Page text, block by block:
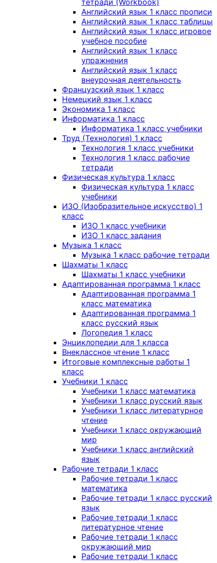
тетради (Workbook)
Английский язык 1 класс прописи
Английский язык 1 класс таблицы
Английский язык 1 класс игровое
учебное пособие
Английский язык 1 класс
упражнения
Английский язык 1 класс
внеурочная деятельность
Французский язык 1 класс
Немецкий язык 1 класс
Экономика 1 класс
Информатика 1 класс
Информатика 1 класс учебники
Труд (Технология) 1 класс
Технология 1 класс учебники
Технология 1 класс рабочие
тетради
Физическая культура 1 класс
Физическая культура 1 класс
учебники
ИЗО (Изобразительное искусство) 1
класс
ИЗО 1 класс учебники
ИЗО 1 класс задания
Музыка 1 класс
Музыка 1 класс рабочие тетради
Шахматы 1 класс
Шахматы 1 класс учебники
Адаптированная программа 1 класс
Адаптированная программа 1
класс математика
Адаптированная программа 1
класс русский язык
Логопедия 1 класс
Энциклопедии для 1 класса
Внеклассное чтение 1 класс
Итоговые комплексные работы 1
класс
Учебники 1 класс
Учебники 1 класс математика
Учебники 1 класс русский язык
Учебники 1 класс литературное
чтение
Учебники 1 класс окружающий
мир
Учебники 1 класс английский
язык
Рабочие тетради 1 класс
Рабочие тетради 1 класс
математика
Рабочие тетради 1 класс русский
язык
Рабочие тетради 1 класс
литературное чтение
Рабочие тетради 1 класс
окружающий мир
Рабочие тетради 1 класс